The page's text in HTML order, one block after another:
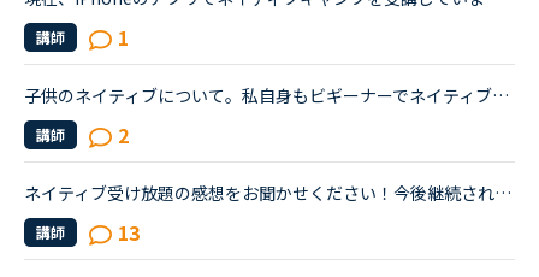
講師 1
子供のネイティブについて。私自身もビギーナーでネイティブキャンプを始めて半年程なのですが子供にもネイティブキャンプを始めさせたいと思います。子供は4歳ですが英語は話せずハローとマイネームイズくらいし...
講師 2
ネイティブ受け放題の感想をお聞かせください！今後継続されるかどうかとその理由も知りたいです。ネイティブ受け放題良かった、合わなかったなどまたネイティブ講師ならではの良さ、やその反対などみなさまの感...
講師 13